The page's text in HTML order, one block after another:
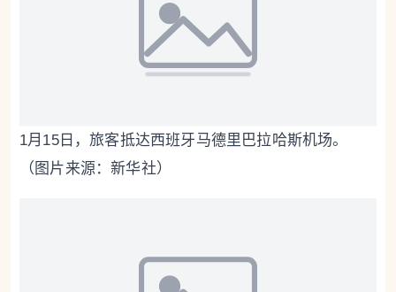
1月15日，旅客抵达西班牙马德里巴拉哈斯机场。
（图片来源：新华社）